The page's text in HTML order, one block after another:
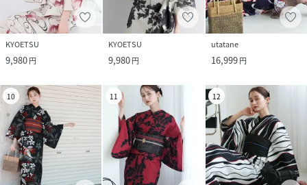
KYOETSU
9,980円
KYOETSU
9,980円
utatane
16,999円
10 11 12